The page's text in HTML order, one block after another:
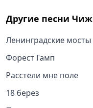
Другие песни Чиж
Ленинградские мосты
Форест Гамп
Расстели мне поле
18 берез